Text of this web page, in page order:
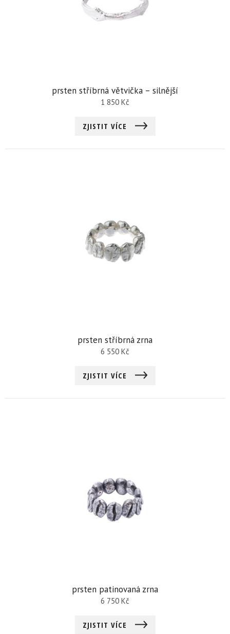
prsten stříbrná větvička – silnější
1 850 Kč
ZJISTIT VÍCE
prsten stříbrná zrna
6 550 Kč
ZJISTIT VÍCE
prsten patinovaná zrna
6 750 Kč
ZJISTIT VÍCE